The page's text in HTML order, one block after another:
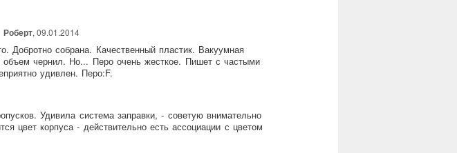
Роберт, 09.01.2014
Добротно собрана. Качественный пластик. Вакуумная
объем чернил. Но... Перо очень жесткое. Пишет с частыми
удивлен. Перо:F.
Удивила система заправки, - советую внимательно
цвет корпуса - действительно есть ассоциации с цветом